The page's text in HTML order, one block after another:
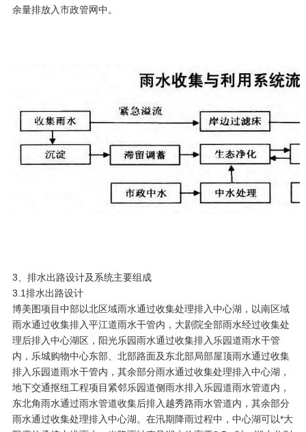
余量排放入市政管网中。
3、排水出路设计及系统主要组成
3.1排水出路设计
博美图项目中部以北区域雨水通过收集处理排入中心湖，以南区域
雨水通过收集排入平江道雨水干管内，大剧院全部雨水经过收集处
理后排入中心湖区，阳光乐园雨水通过收集排入乐园道雨水干管
内，乐城购物中心东部、北部路面及东北部局部屋顶雨水通过收集
排入乐园道雨水干管内，其余部分雨水通过收集处理排入中心湖，
地下交通抠纽工程项目紧邻乐园道侧雨水排入乐园道雨水管道内，
东北角雨水通过雨水管道收集后排入越秀路雨水管道内，其余部分
雨水通过收集处理排入中心湖。在汛期降雨过程中，中心湖可以*大